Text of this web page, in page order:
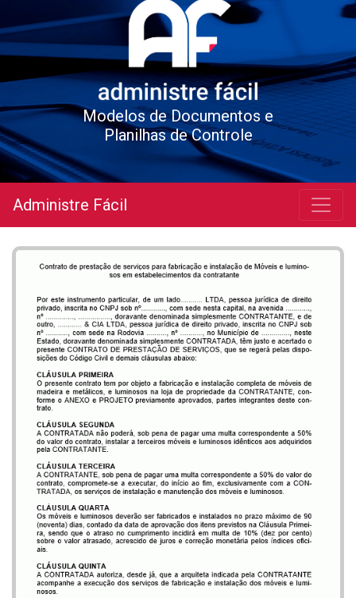
Modelos de Documentos e
Planilhas de Controle
Administre Fácil